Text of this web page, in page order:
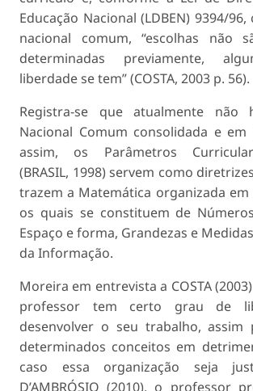
Educação Nacional (LDBEN) 9394/
nacional comum, “escolhas não
determinadas previamente,
liberdade se tem” (COSTA, 2003 p. 56).
Registra-se que atualmente não
Nacional Comum consolidada e em
assim, os Parâmetros
(BRASIL, 1998) servem como
trazem a Matemática organizada
os quais se constituem de
Espaço e forma, Grandezas e
da Informação.
Moreira em entrevista a COSTA
professor tem certo grau de
desenvolver o seu trabalho, assim
determinados conceitos em
caso essa organização seja
D’AMBRÓSIO (2010), o professor